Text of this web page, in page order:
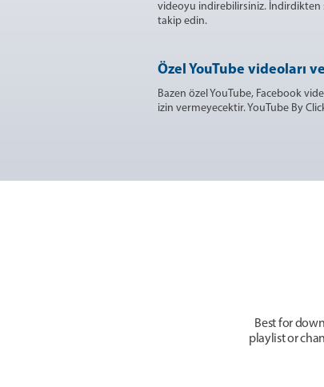
videoyu indirebilirsiniz. İndirdikten
takip edin.
Özel YouTube videoları
Bazen özel YouTube, Facebook
izin vermeyecektir. YouTube By
Best for
playlist or